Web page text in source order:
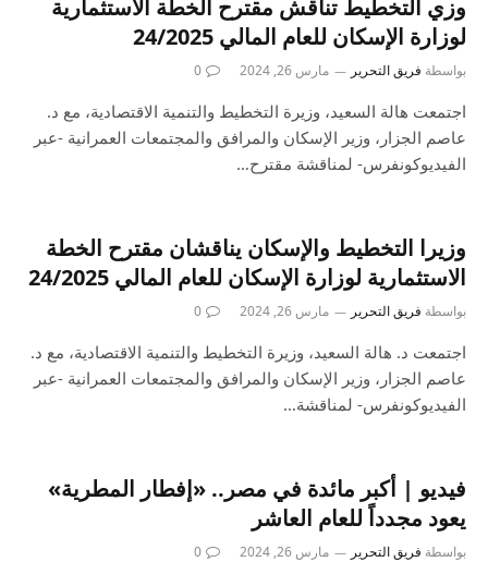
وزي التخطيط تناقش مقترح الخطة الاستثمارية
لوزارة الإسكان للعام المالي 24/2025
بواسطة فريق التحرير مارس 26, 2024 0
اجتمعت هالة السعيد، وزيرة التخطيط والتنمية الاقتصادية، مع د.
عاصم الجزار، وزير الإسكان والمرافق والمجتمعات العمرانية -عبر
الفيديوكونفرس- لمناقشة مقترح…
وزيرا التخطيط والإسكان يناقشان مقترح الخطة
الاستثمارية لوزارة الإسكان للعام المالي 24/2025
بواسطة فريق التحرير مارس 26, 2024 0
اجتمعت د. هالة السعيد، وزيرة التخطيط والتنمية الاقتصادية، مع د.
عاصم الجزار، وزير الإسكان والمرافق والمجتمعات العمرانية -عبر
الفيديوكونفرس- لمناقشة…
فيديو | أكبر مائدة في مصر.. «إفطار المطرية»
يعود مجدداً للعام العاشر
بواسطة فريق التحرير مارس 26, 2024 0